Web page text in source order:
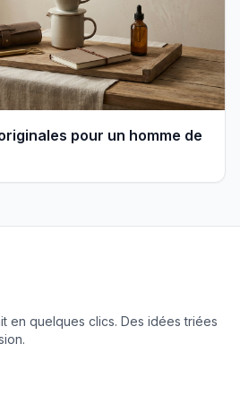
pour un homme de
en quelques clics. Des idées triées